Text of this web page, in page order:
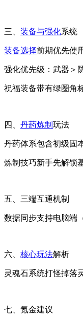
三、 装备与强化系统
装备选择前期优先使
强化优先级：武器＞
祝福装备带有绿圈角
四、 丹药炼制 玩法
丹药体系包含初级固
炼制技巧新手先解锁
五、三端互通机制
数据同步支持电脑端
六、 核心玩法解析
灵魂石系统打怪掉落
七、氪金建议